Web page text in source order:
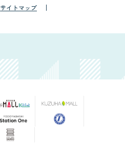
サイトマップ